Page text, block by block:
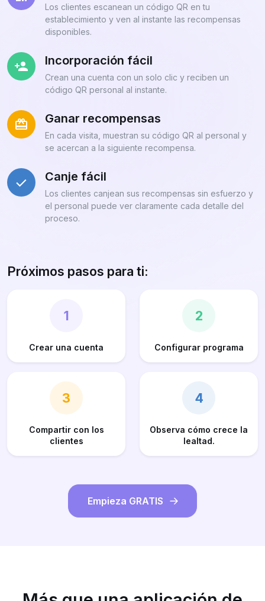
Los clientes escanean un código QR en tu
establecimiento y ven al instante las recompensas
disponibles.
Incorporación fácil
Crean una cuenta con un solo clic y reciben un
código QR personal al instante.
Ganar recompensas
En cada visita, muestran su código QR al personal y
se acercan a la siguiente recompensa.
Canje fácil
Los clientes canjean sus recompensas sin esfuerzo y
el personal puede ver claramente cada detalle del
proceso.
Próximos pasos para ti:
1
Crear una cuenta
2
Configurar programa
3
Compartir con los
clientes
4
Observa cómo crece la
lealtad.
Empieza GRATIS